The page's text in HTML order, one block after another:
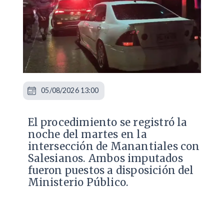
​El procedimiento se registró la
noche del martes en la
intersección de Manantiales con
Salesianos. Ambos imputados
fueron puestos a disposición del
Ministerio Público.
05/08/2026 13:00